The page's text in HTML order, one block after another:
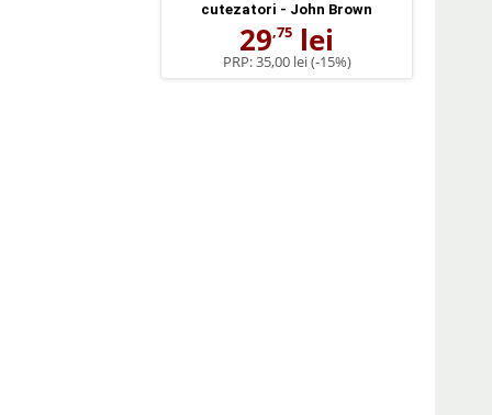
cutezatori - John Brown
29,75 lei
PRP:35,00 lei(-15%)